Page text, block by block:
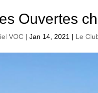
Ouvertes
VOC |Jan 14, 2021 | Le